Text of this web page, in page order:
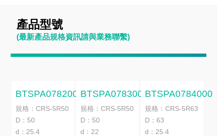
產品型號
(最新產品規格資訊請與業務聯繫)
BTSPA0782000
規格：CRS-5R50
D：50
d：25.4
BTSPA0783000
規格：CRS-5R50
D：50
d：22
BTSPA0784000
規格：CRS-5R63
D：63
d：25.4